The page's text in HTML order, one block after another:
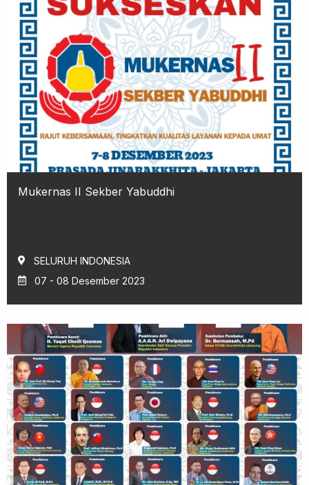
Mukernas II Sekber Yabuddhi
SELURUH INDONESIA
07 - 08 Desember 2023